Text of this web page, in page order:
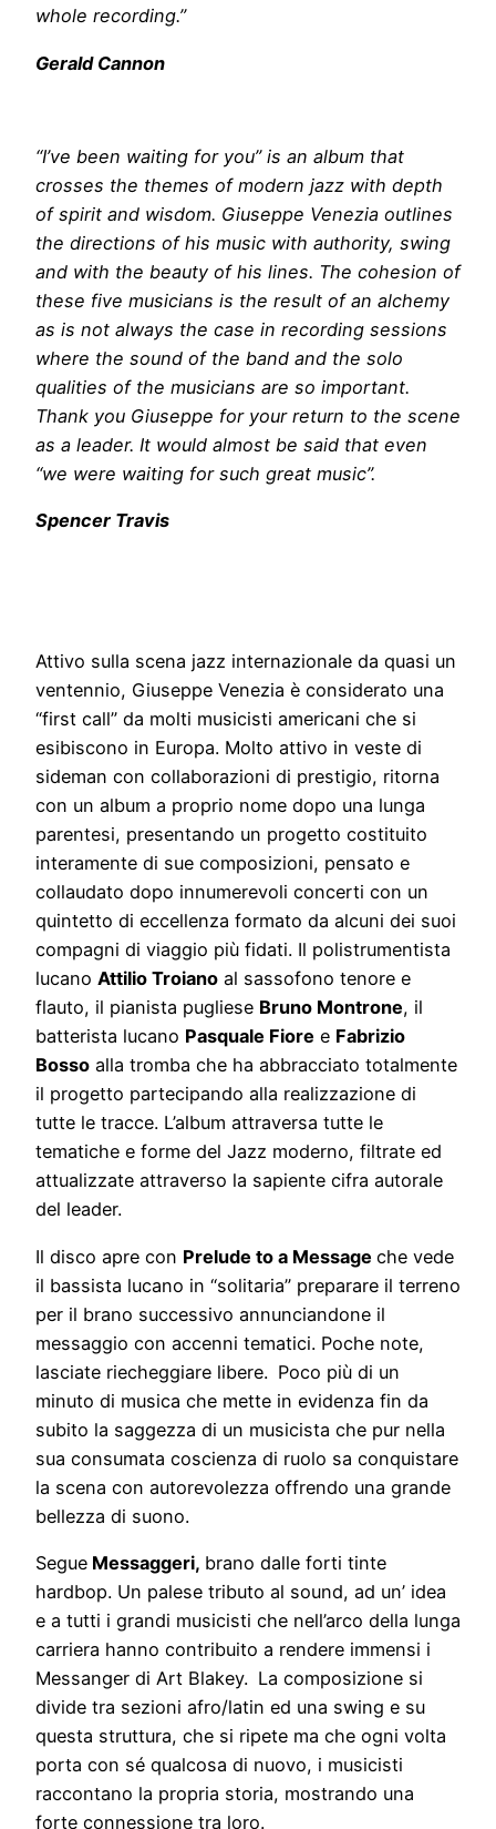
whole recording.”
Gerald Cannon
“I’ve been waiting for you” is an album that
crosses the themes of modern jazz with depth
of spirit and wisdom. Giuseppe Venezia outlines
the directions of his music with authority, swing
and with the beauty of his lines. The cohesion of
these five musicians is the result of an alchemy
as is not always the case in recording sessions
where the sound of the band and the solo
qualities of the musicians are so important.
Thank you Giuseppe for your return to the scene
as a leader. It would almost be said that even
“we were waiting for such great music”.
Spencer Travis
Attivo sulla scena jazz internazionale da quasi un
ventennio, Giuseppe Venezia è considerato una
“first call” da molti musicisti americani che si
esibiscono in Europa. Molto attivo in veste di
sideman con collaborazioni di prestigio, ritorna
con un album a proprio nome dopo una lunga
parentesi, presentando un progetto costituito
interamente di sue composizioni, pensato e
collaudato dopo innumerevoli concerti con un
quintetto di eccellenza formato da alcuni dei suoi
compagni di viaggio più fidati. Il polistrumentista
lucano Attilio Troiano al sassofono tenore e
flauto, il pianista pugliese Bruno Montrone, il
batterista lucano Pasquale Fiore e Fabrizio
Bosso alla tromba che ha abbracciato totalmente
il progetto partecipando alla realizzazione di
tutte le tracce. L’album attraversa tutte le
tematiche e forme del Jazz moderno, filtrate ed
attualizzate attraverso la sapiente cifra autorale
del leader.
Il disco apre con Prelude to a Message che vede
il bassista lucano in “solitaria” preparare il terreno
per il brano successivo annunciandone il
messaggio con accenni tematici. Poche note,
lasciate riecheggiare libere. Poco più di un
minuto di musica che mette in evidenza fin da
subito la saggezza di un musicista che pur nella
sua consumata coscienza di ruolo sa conquistare
la scena con autorevolezza offrendo una grande
bellezza di suono.
Segue Messaggeri, brano dalle forti tinte
hardbop. Un palese tributo al sound, ad un’ idea
e a tutti i grandi musicisti che nell’arco della lunga
carriera hanno contribuito a rendere immensi i
Messanger di Art Blakey. La composizione si
divide tra sezioni afro/latin ed una swing e su
questa struttura, che si ripete ma che ogni volta
porta con sé qualcosa di nuovo, i musicisti
raccontano la propria storia, mostrando una
forte connessione tra loro.